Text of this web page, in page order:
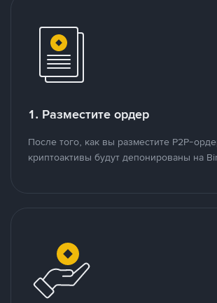
1. Разместите ордер
После того, как вы разместите P2P-
криптоактивы будут депонированы на